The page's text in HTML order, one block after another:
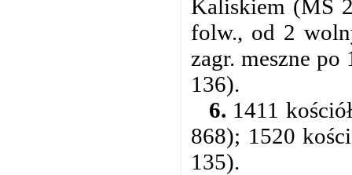
Kaliskiem (MS
folw., od 2
zagr. meszne
136).
6. 1411
868); 1520
135).